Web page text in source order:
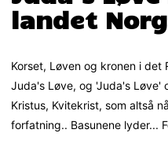
landet
Korset, Løven og kronen i det
Juda's Løve, og 'Juda's Løve'
Kristus, Kvitekrist, som altså
forfatning.. Basunene lyder...